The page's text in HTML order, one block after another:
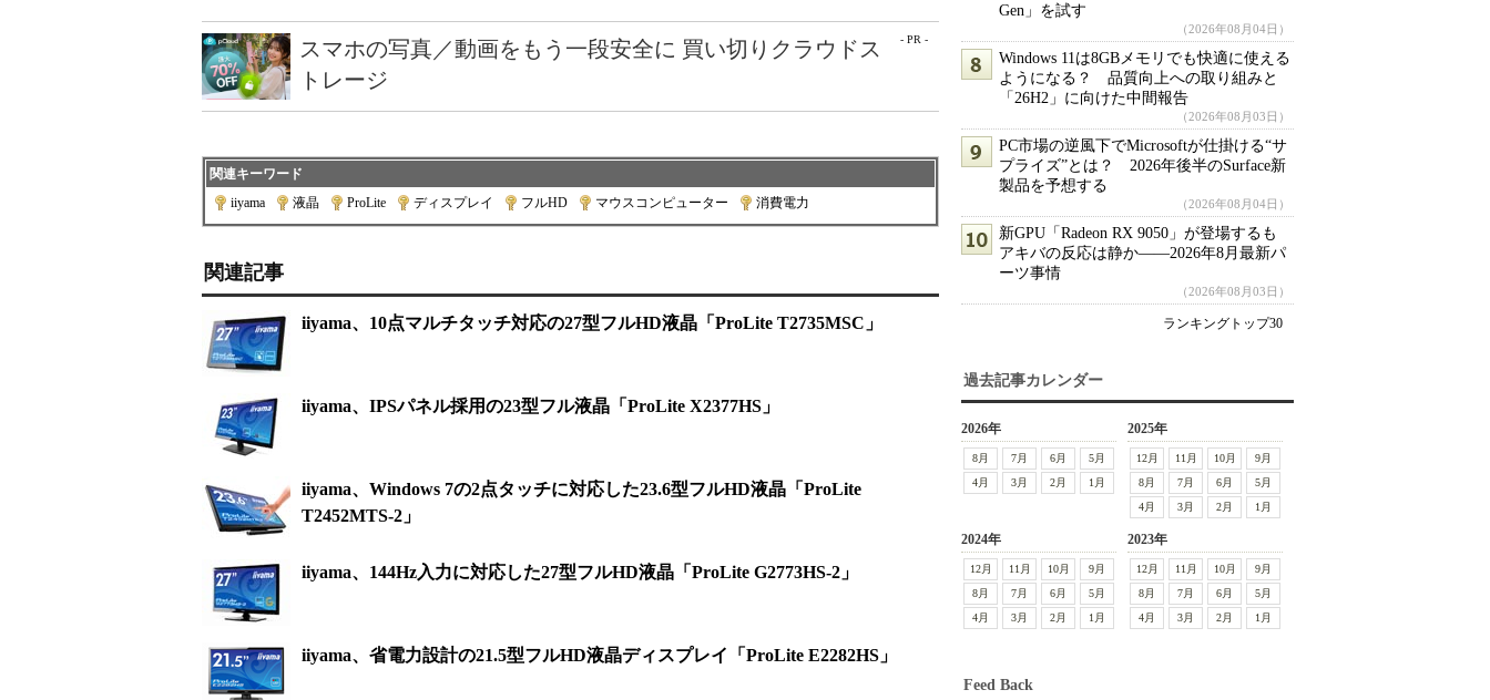
- PR -
スマホの写真／動画をもう一段安全に 買い切りクラウドス
トレージ
関連キーワード
iiyama
液晶 ProLite ディスプレイ フルHD マウスコンピューター 消費電力
関連記事
iiyama、10点マルチタッチ対応の27型フルHD液晶「ProLite T2735MSC」
iiyama、IPSパネル採用の23型フル液晶「ProLite X2377HS」
iiyama、Windows 7の2点タッチに対応した23.6型フルHD液晶「ProLite
T2452MTS-2」
iiyama、144Hz入力に対応した27型フルHD液晶「ProLite G2773HS-2」
iiyama、省電力設計の21.5型フルHD液晶ディスプレイ「ProLite E2282HS」
Gen」を試す
（2026年08月04日）
Windows 11は8GBメモリでも快適に使える
ようになる？ 品質向上への取り組みと
「26H2」に向けた中間報告
（2026年08月03日）
PC市場の逆風下でMicrosoftが仕掛ける“サ
プライズ”とは？ 2026年後半のSurface新
製品を予想する
（2026年08月04日）
新GPU「Radeon RX 9050」が登場するも
アキバの反応は静か――2026年8月最新パ
ーツ事情
（2026年08月03日）
ランキングトップ30
過去記事カレンダー
2026年
8月 7月 6月
5月
4月
3月 2月 1月
2025年
12月 11月 10月
9月
8月
7月 6月
5月
4月
3月 2月 1月
2024年
12月 11月 10月
9月
8月
7月 6月
5月
4月
3月 2月 1月
2023年
12月 11月 10月
9月
8月
7月 6月
5月
4月
3月 2月 1月
Feed Back